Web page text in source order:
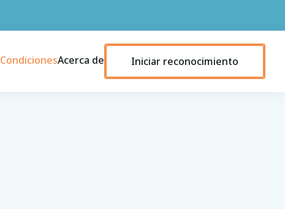
CondicionesAcerca de Iniciar reconocimiento